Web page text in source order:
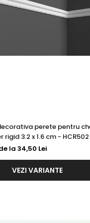
perete pentru
rigid 3.2 x 1.6 cm - HCR502
la 34,50 Lei
VEZI VARIANTE